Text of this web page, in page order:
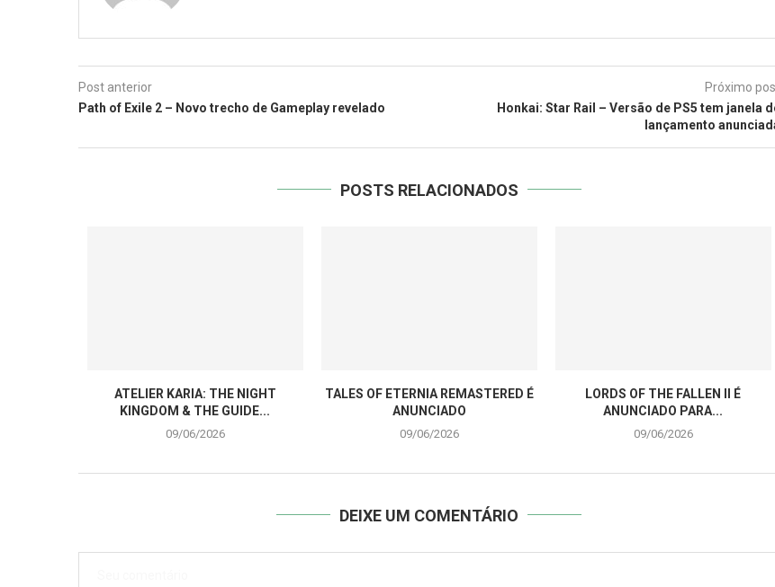
Post anterior
Path of Exile 2 – Novo trecho de Gameplay revelado
Próximo
Honkai: Star Rail – Versão de PS5 tem janela
lançamento
POSTS RELACIONADOS
ATELIER KARIA: THE NIGHT
KINGDOM & THE GUIDE...
09/06/2026
TALES OF ETERNIA REMASTERED É
ANUNCIADO
09/06/2026
LORDS OF THE FALLEN II É
ANUNCIADO PARA...
09/06/2026
DEIXE UM COMENTÁRIO